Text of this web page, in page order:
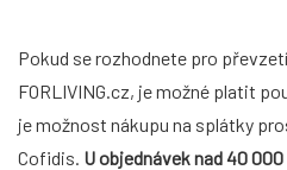
Pokud se rozhodnete pro
FORLIVING.cz, je možné platit
je možnost nákupu na splátky
Cofidis. U objednávek nad 40